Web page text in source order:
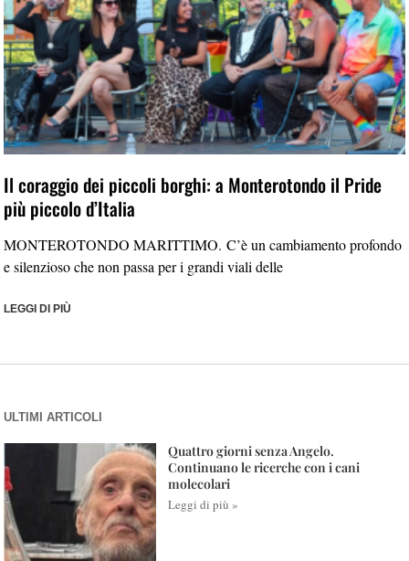
Il coraggio dei piccoli borghi: a Monterotondo il Pride
più piccolo d’Italia
MONTEROTONDO MARITTIMO. C’è un cambiamento profondo
e silenzioso che non passa per i grandi viali delle
LEGGI DI PIÙ
ULTIMI ARTICOLI
Quattro giorni senza Angelo.
Continuano le ricerche con i cani
molecolari
Leggi di più »